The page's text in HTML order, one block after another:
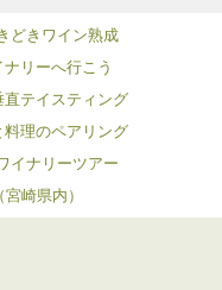
どきワイン熟成
ナリーへ行こう
直テイスティング
料理のペアリング
イナリーツアー
崎県内）